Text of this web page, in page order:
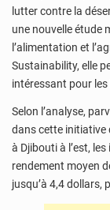
lutter contre la
une nouvelle étude
l’alimentation et
Sustainability, elle
intéressant pour
Selon l’analyse,
dans cette initiative
à Djibouti à l’est,
rendement moyen
jusqu’à 4,4 dollars,